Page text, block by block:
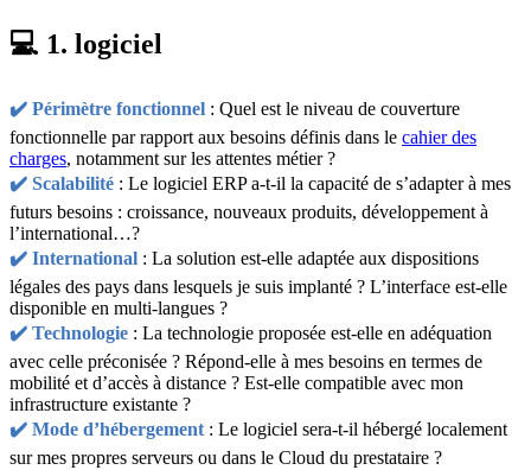
💻 1. logiciel
✔️ Périmètre fonctionnel : Quel est le niveau de couverture
fonctionnelle par rapport aux besoins définis dans le cahier des
charges, notamment sur les attentes métier ?
✔️ Scalabilité : Le logiciel ERP a-t-il la capacité de s’adapter à mes
futurs besoins : croissance, nouveaux produits, développement à
l’international…?
✔️ International : La solution est-elle adaptée aux dispositions
légales des pays dans lesquels je suis implanté ? L’interface est-elle
disponible en multi-langues ?
✔️ Technologie : La technologie proposée est-elle en adéquation
avec celle préconisée ? Répond-elle à mes besoins en termes de
mobilité et d’accès à distance ? Est-elle compatible avec mon
infrastructure existante ?
✔️ Mode d’hébergement : Le logiciel sera-t-il hébergé localement
sur mes propres serveurs ou dans le Cloud du prestataire ?